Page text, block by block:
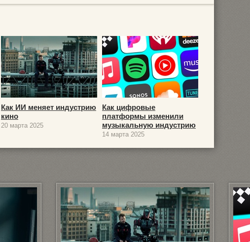
Как ИИ меняет индустрию
кино
20 марта 2025
Как цифровые
платформы изменили
музыкальную индустрию
14 марта 2025